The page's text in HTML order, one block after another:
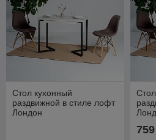
Стол кухонный
раздвижной в стиле лофт
Лондон
759